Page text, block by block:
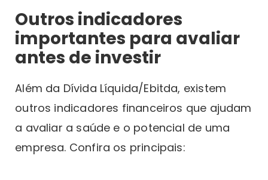
Outros indicadores
importantes para avaliar
antes de investir
Além da Dívida Líquida/Ebitda, existem
outros indicadores financeiros que ajudam
a avaliar a saúde e o potencial de uma
empresa. Confira os principais: